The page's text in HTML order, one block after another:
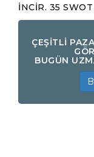
İNCİR. 35
ÇEŞİTLİ
BUGÜN